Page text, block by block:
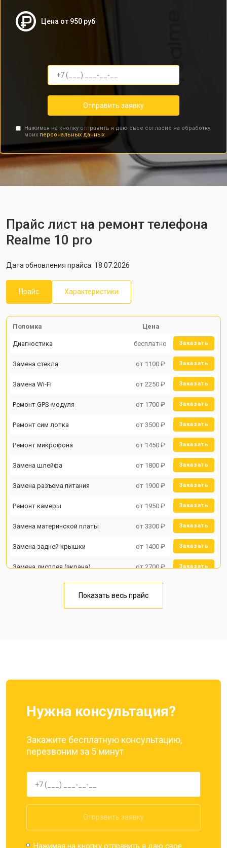
Цена от 950 руб
Отправить заявку
Нажимая на кнопку отправить я даю свое согласие на обработку
моих персональных данных.
Прайс лист на ремонт телефона
Realme 10 pro
Дата обновления прайса: 18.07.2026
Прайс Характеристики
Поломка Цена
Диагностика бесплатно Заказать
Замена стекла от 1100 ₽ Заказать
Замена Wi-Fi от 2250 ₽ Заказать
Ремонт GPS-модуля от 1700 ₽ Заказать
Ремонт сим лотка от 3500 ₽ Заказать
Ремонт микрофона от 1450 ₽ Заказать
Замена шлейфа от 1800 ₽ Заказать
Замена разъема питания от 1900 ₽ Заказать
Ремонт камеры от 1950 ₽ Заказать
Замена материнской платы от 3300 ₽ Заказать
Замена задней крышки от 1400 ₽ Заказать
Замена дисплея (экрана) от 2700 ₽ Заказать
Замена кнопки включения от 1750 ₽
Показать весь прайс
Нужна консультация?
Закажите бесплатную консультацию,
перезвоним за 5 минут
Отправить заявку
Нажимая на кнопку отправить я даю свое